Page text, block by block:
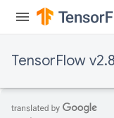
TensorFlow